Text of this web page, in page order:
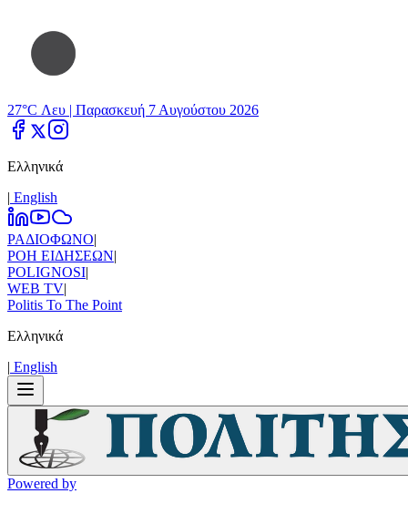
27°C Λευ | Παρασκευή 7 Αυγούστου 2026
Ελληνικά
| Εnglish
ΡΑΔΙΟΦΩΝΟ|
ΡΟΗ ΕΙΔΗΣΕΩΝ|
POLIGNOSI|
WEB TV|
Politis To The Point
Ελληνικά
| Εnglish
Powered by